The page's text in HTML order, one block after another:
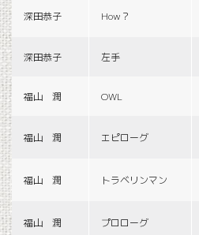
深田恭子 How？
深田恭子 左手
福山 潤 OWL
福山 潤 エピローグ
福山 潤 トラベリンマン
福山 潤 プロローグ